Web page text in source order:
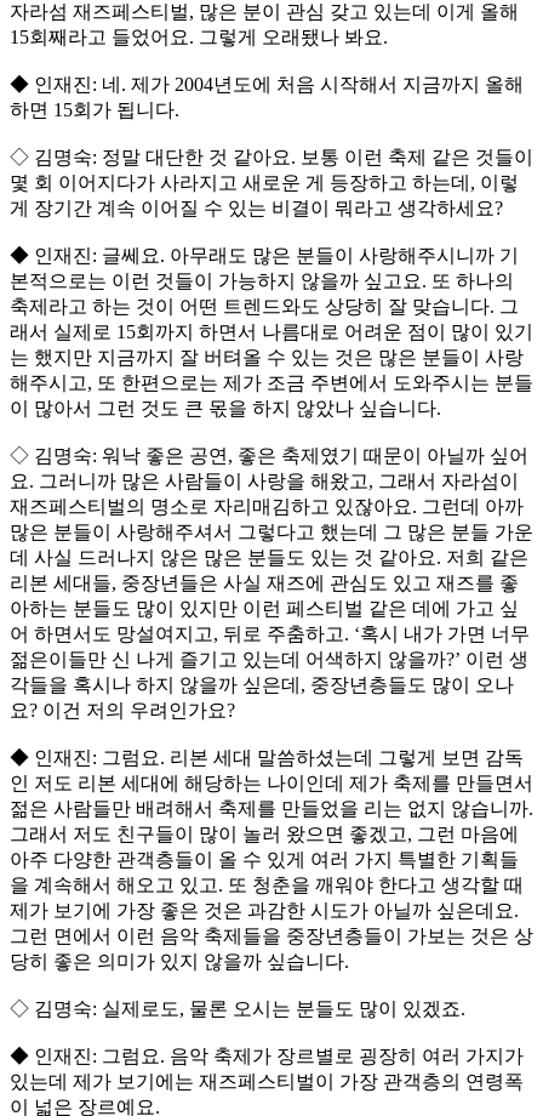
자라섬 재즈페스티벌, 많은 분이 관심 갖고 있는데 이게 올해
15회째라고 들었어요. 그렇게 오래됐나 봐요.
◆ 인재진: 네. 제가 2004년도에 처음 시작해서 지금까지 올해
하면 15회가 됩니다.
◇ 김명숙: 정말 대단한 것 같아요. 보통 이런 축제 같은 것들이
몇 회 이어지다가 사라지고 새로운 게 등장하고 하는데, 이렇
게 장기간 계속 이어질 수 있는 비결이 뭐라고 생각하세요?
◆ 인재진: 글쎄요. 아무래도 많은 분들이 사랑해주시니까 기
본적으로는 이런 것들이 가능하지 않을까 싶고요. 또 하나의
축제라고 하는 것이 어떤 트렌드와도 상당히 잘 맞습니다. 그
래서 실제로 15회까지 하면서 나름대로 어려운 점이 많이 있기
는 했지만 지금까지 잘 버텨올 수 있는 것은 많은 분들이 사랑
해주시고, 또 한편으로는 제가 조금 주변에서 도와주시는 분들
이 많아서 그런 것도 큰 몫을 하지 않았나 싶습니다.
◇ 김명숙: 워낙 좋은 공연, 좋은 축제였기 때문이 아닐까 싶어
요. 그러니까 많은 사람들이 사랑을 해왔고, 그래서 자라섬이
재즈페스티벌의 명소로 자리매김하고 있잖아요. 그런데 아까
많은 분들이 사랑해주셔서 그렇다고 했는데 그 많은 분들 가운
데 사실 드러나지 않은 많은 분들도 있는 것 같아요. 저희 같은
리본 세대들, 중장년들은 사실 재즈에 관심도 있고 재즈를 좋
아하는 분들도 많이 있지만 이런 페스티벌 같은 데에 가고 싶
어 하면서도 망설여지고, 뒤로 주춤하고. ‘혹시 내가 가면 너무
젊은이들만 신 나게 즐기고 있는데 어색하지 않을까?’ 이런 생
각들을 혹시나 하지 않을까 싶은데, 중장년층들도 많이 오나
요? 이건 저의 우려인가요?
◆ 인재진: 그럼요. 리본 세대 말씀하셨는데 그렇게 보면 감독
인 저도 리본 세대에 해당하는 나이인데 제가 축제를 만들면서
젊은 사람들만 배려해서 축제를 만들었을 리는 없지 않습니까.
그래서 저도 친구들이 많이 놀러 왔으면 좋겠고, 그런 마음에
아주 다양한 관객층들이 올 수 있게 여러 가지 특별한 기획들
을 계속해서 해오고 있고. 또 청춘을 깨워야 한다고 생각할 때
제가 보기에 가장 좋은 것은 과감한 시도가 아닐까 싶은데요.
그런 면에서 이런 음악 축제들을 중장년층들이 가보는 것은 상
당히 좋은 의미가 있지 않을까 싶습니다.
◇ 김명숙: 실제로도, 물론 오시는 분들도 많이 있겠죠.
◆ 인재진: 그럼요. 음악 축제가 장르별로 굉장히 여러 가지가
있는데 제가 보기에는 재즈페스티벌이 가장 관객층의 연령폭
이 넓은 장르예요.